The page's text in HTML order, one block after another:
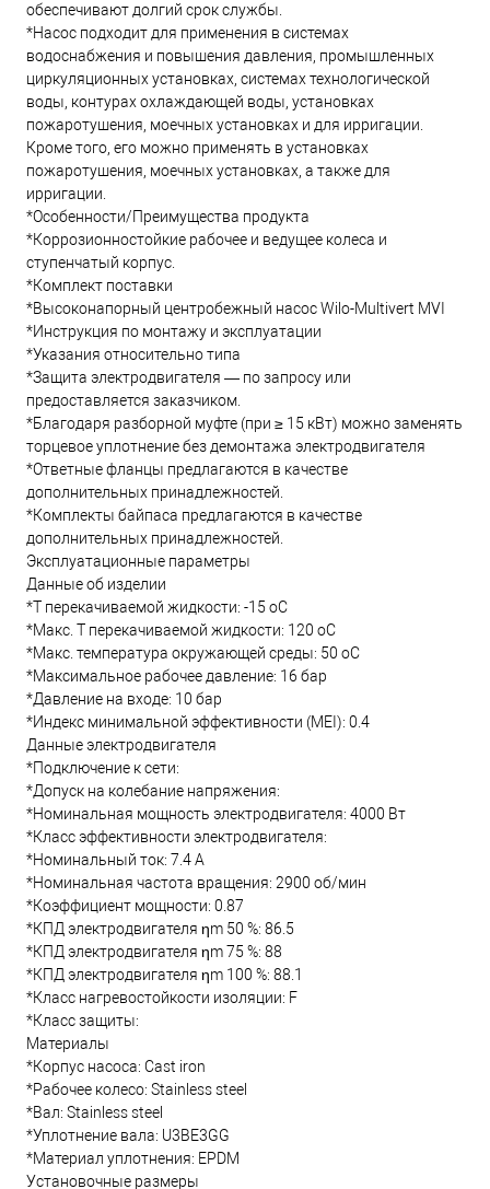
обеспечивают долгий срок службы.
*Насос подходит для применения в системах
водоснабжения и повышения давления, промышленных
циркуляционных установках, системах технологической
воды, контурах охлаждающей воды, установках
пожаротушения, моечных установках и для ирригации.
Кроме того, его можно применять в установках
пожаротушения, моечных установках, а также для
ирригации.
*Особенности/Преимущества продукта
*Коррозионностойкие рабочее и ведущее колеса и
ступенчатый корпус.
*Комплект поставки
*Высоконапорный центробежный насос Wilo-Multivert MVI
*Инструкция по монтажу и эксплуатации
*Указания относительно типа
*Защита электродвигателя — по запросу или
предоставляется заказчиком.
*Благодаря разборной муфте (при ≥ 15 кВт) можно заменять
торцевое уплотнение без демонтажа электродвигателя
*Ответные фланцы предлагаются в качестве
дополнительных принадлежностей.
*Комплекты байпаса предлагаются в качестве
дополнительных принадлежностей.
Эксплуатационные параметры
Данные об изделии
*Т перекачиваемой жидкости: -15 oC
*Макс. T перекачиваемой жидкости: 120 oC
*Макс. температура окружающей среды: 50 oC
*Максимальное рабочее давление: 16 бар
*Давление на входе: 10 бар
*Индекс минимальной эффективности (MEI): 0.4
Данные электродвигателя
*Подключение к сети:
*Допуск на колебание напряжения:
*Номинальная мощность электродвигателя: 4000 Вт
*Класс эффективности электродвигателя:
*Номинальный ток: 7.4 А
*Номинальная частота вращения: 2900 об/мин
*Коэффициент мощности: 0.87
*КПД электродвигателя ηm 50 %: 86.5
*КПД электродвигателя ηm 75 %: 88
*КПД электродвигателя ηm 100 %: 88.1
*Класс нагревостойкости изоляции: F
*Класс защиты:
Материалы
*Корпус насоса: Cast iron
*Рабочее колесо: Stainless steel
*Вал: Stainless steel
*Уплотнение вала: U3BE3GG
*Материал уплотнения: EPDM
Установочные размеры